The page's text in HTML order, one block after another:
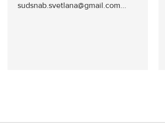
sudsnab.svetlana@gmail.com...